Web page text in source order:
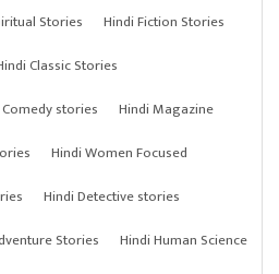
Stories
Hindi Fiction Stories
Classic Stories
stories
Hindi Magazine
Hindi Women Focused
Hindi Detective stories
Stories
Hindi Human Science